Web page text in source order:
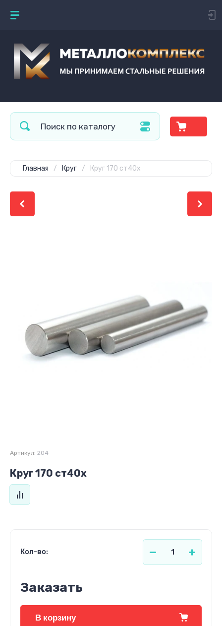
Главная / Круг / Круг 170 ст40х
Артикул: 204
Круг 170 ст40х
Кол-во:
Заказать
В корзину